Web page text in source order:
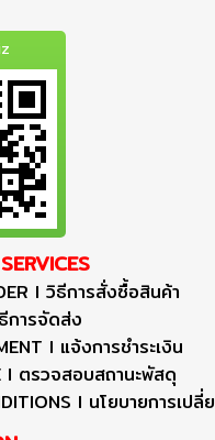
I วิธีการสั่งซื้อสินค้า
การจัดส่ง
I แจ้งการชำระเงิน
I ตรวจสอบสถานะพัสดุ
I นโยบายการเป